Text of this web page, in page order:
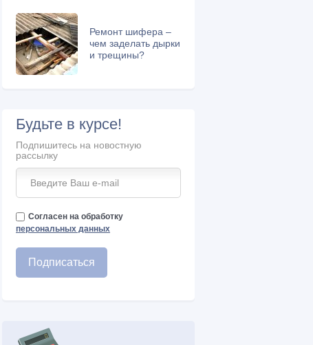
Ремонт шифера –
чем заделать дырки
и трещины?
Будьте в курсе!
Подпишитесь на новостную
рассылку
Согласен на обработку
персональных данных